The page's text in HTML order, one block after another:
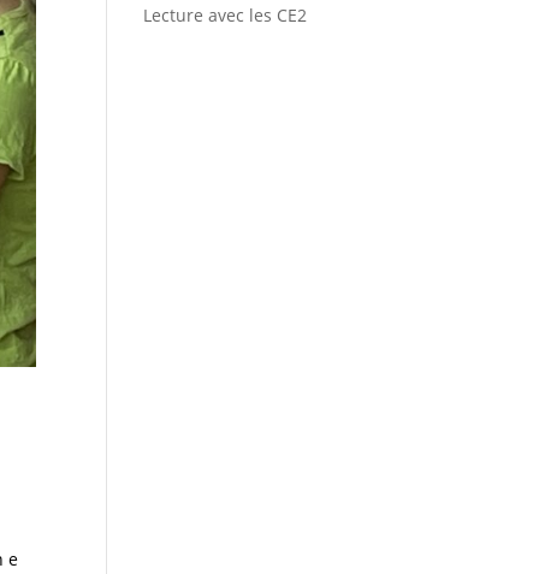
e
Lecture avec les CE2